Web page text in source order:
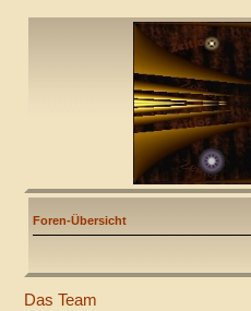
Foren-Übersicht
Das Team